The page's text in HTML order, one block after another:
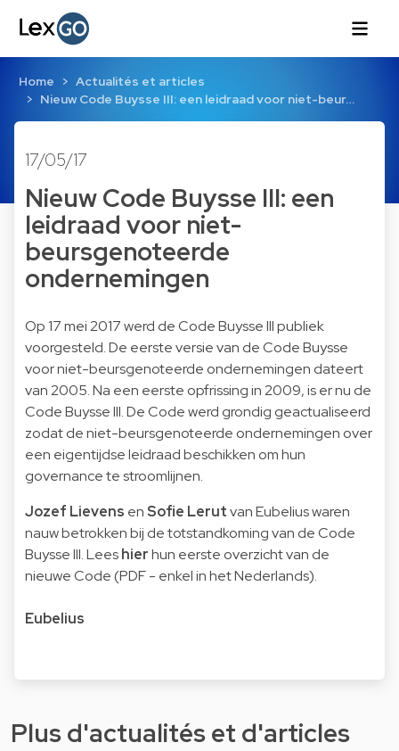
Home
Actualités et articles
Nieuw Code Buysse III: een leidraad voor niet-beur…
17/05/17
Nieuw Code Buysse III: een
leidraad voor niet-
beursgenoteerde
ondernemingen
Op 17 mei 2017 werd de Code Buysse III publiek
voorgesteld. De eerste versie van de Code Buysse
voor niet-beursgenoteerde ondernemingen dateert
van 2005. Na een eerste opfrissing in 2009, is er nu de
Code Buysse III. De Code werd grondig geactualiseerd
zodat de niet-beursgenoteerde ondernemingen over
een eigentijdse leidraad beschikken om hun
governance te stroomlijnen.
Jozef Lievens enSofie Lerutvan Eubelius waren
nauw betrokken bij de totstandkoming van de Code
Buysse III. Leeshierhun eerste overzicht van de
nieuwe Code (PDF - enkel in het Nederlands).
Eubelius
Plus d'actualités et d'articles